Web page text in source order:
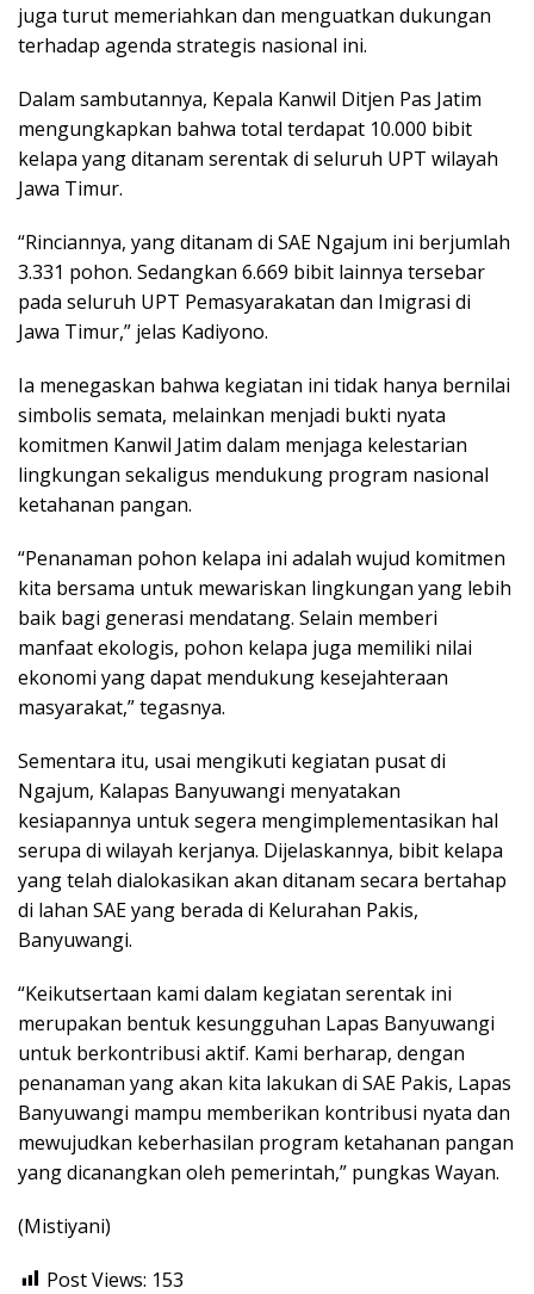
juga turut memeriahkan dan menguatkan dukungan
terhadap agenda strategis nasional ini.
Dalam sambutannya, Kepala Kanwil Ditjen Pas Jatim
mengungkapkan bahwa total terdapat 10.000 bibit
kelapa yang ditanam serentak di seluruh UPT wilayah
Jawa Timur.
“Rinciannya, yang ditanam di SAE Ngajum ini berjumlah
3.331 pohon. Sedangkan 6.669 bibit lainnya tersebar
pada seluruh UPT Pemasyarakatan dan Imigrasi di
Jawa Timur,” jelas Kadiyono.
Ia menegaskan bahwa kegiatan ini tidak hanya bernilai
simbolis semata, melainkan menjadi bukti nyata
komitmen Kanwil Jatim dalam menjaga kelestarian
lingkungan sekaligus mendukung program nasional
ketahanan pangan.
“Penanaman pohon kelapa ini adalah wujud komitmen
kita bersama untuk mewariskan lingkungan yang lebih
baik bagi generasi mendatang. Selain memberi
manfaat ekologis, pohon kelapa juga memiliki nilai
ekonomi yang dapat mendukung kesejahteraan
masyarakat,” tegasnya.
Sementara itu, usai mengikuti kegiatan pusat di
Ngajum, Kalapas Banyuwangi menyatakan
kesiapannya untuk segera mengimplementasikan hal
serupa di wilayah kerjanya. Dijelaskannya, bibit kelapa
yang telah dialokasikan akan ditanam secara bertahap
di lahan SAE yang berada di Kelurahan Pakis,
Banyuwangi.
“Keikutsertaan kami dalam kegiatan serentak ini
merupakan bentuk kesungguhan Lapas Banyuwangi
untuk berkontribusi aktif. Kami berharap, dengan
penanaman yang akan kita lakukan di SAE Pakis, Lapas
Banyuwangi mampu memberikan kontribusi nyata dan
mewujudkan keberhasilan program ketahanan pangan
yang dicanangkan oleh pemerintah,” pungkas Wayan.
(Mistiyani)
Post Views: 153